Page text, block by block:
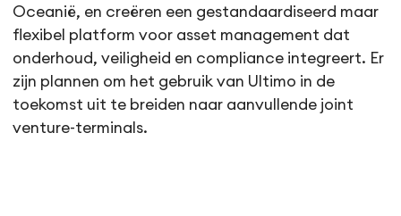
Oceanië, en creëren een gestandaardiseerd maar
flexibel platform voor asset management dat
onderhoud, veiligheid en compliance integreert. Er
zijn plannen om het gebruik van Ultimo in de
toekomst uit te breiden naar aanvullende joint
venture-terminals.